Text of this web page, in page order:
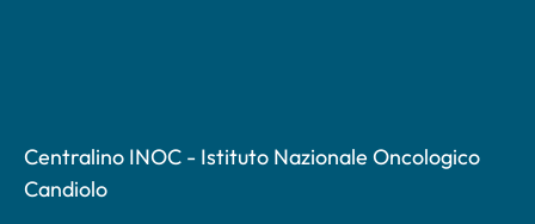
Centralino INOC - Istituto Nazionale Oncologico
Candiolo